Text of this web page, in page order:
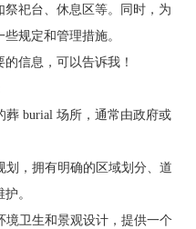
祀台、休息区等。同时，为
规定和管理措施。
信息，可以告诉我！
burial 场所，通常由政府或
，拥有明确的区域划分、道
。
卫生和景观设计，提供一个